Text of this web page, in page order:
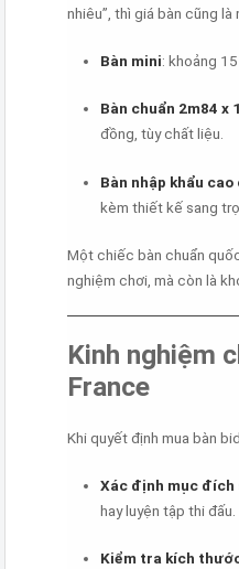
nhiêu”, thì giá bàn cũng
Bàn mini: khoảng
Bàn chuẩn 2m84 x
đồng, tùy chất liệu.
Bàn nhập khẩu cao
kèm thiết kế sang
Một chiếc bàn chuẩn
nghiệm chơi, mà còn là
Kinh nghiệm
France
Khi quyết định mua bàn
Xác định mục đích
hay luyện tập thi đấu.
Kiểm tra kích